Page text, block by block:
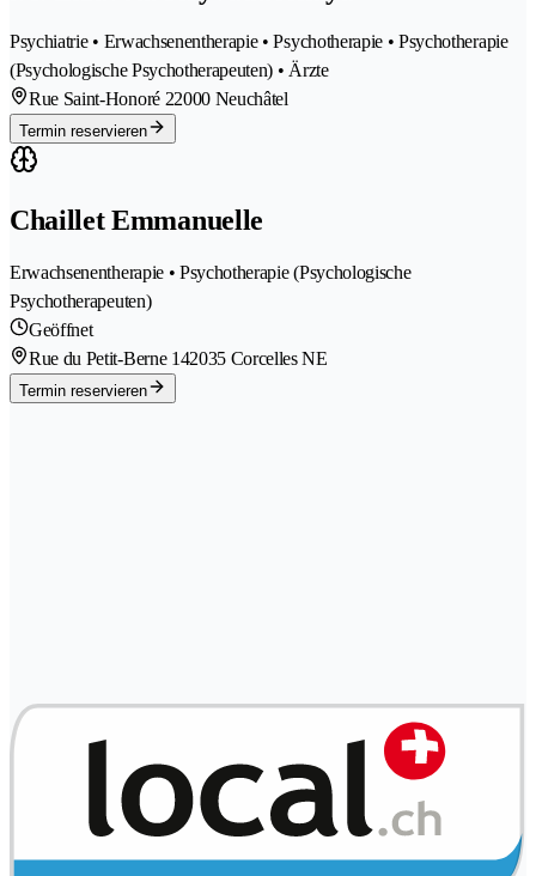
Psychiatrie • Erwachsenentherapie • Psychotherapie • Psychotherapie
(Psychologische Psychotherapeuten) • Ärzte
Rue Saint-Honoré 22000 Neuchâtel
Termin reservieren
Chaillet Emmanuelle
Erwachsenentherapie • Psychotherapie (Psychologische
Psychotherapeuten)
Geöffnet
Rue du Petit-Berne 142035 Corcelles NE
Termin reservieren